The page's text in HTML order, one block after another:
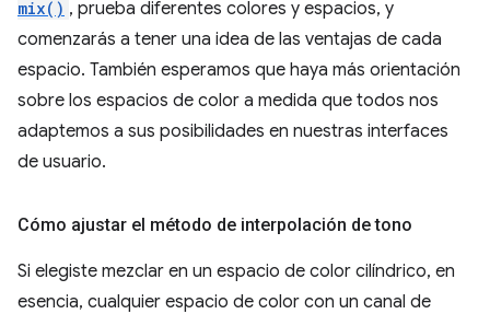
mix() , prueba diferentes colores y espacios, y
comenzarás a tener una idea de las ventajas de cada
espacio. También esperamos que haya más orientación
sobre los espacios de color a medida que todos nos
adaptemos a sus posibilidades en nuestras interfaces
de usuario.
Cómo ajustar el método de interpolación de tono
Si elegiste mezclar en un espacio de color cilíndrico, en
esencia, cualquier espacio de color con un canal de